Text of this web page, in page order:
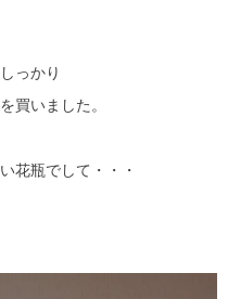
っかり
買いました。
花瓶でして・・・